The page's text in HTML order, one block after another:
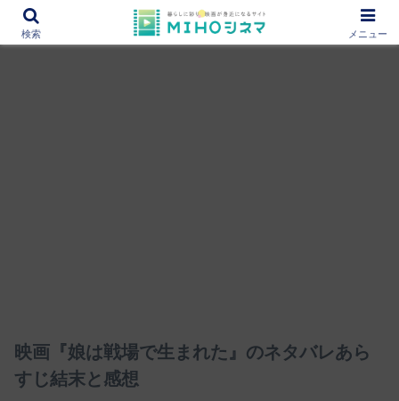
12000作品を紹介！あなたの映画図書館『MIHOシネマ』
映画『娘は戦場で生まれた』のネタバレあら
すじ結末と感想
検索 メニュー